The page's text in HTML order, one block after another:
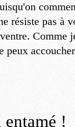
résiste pas à
Comme
!